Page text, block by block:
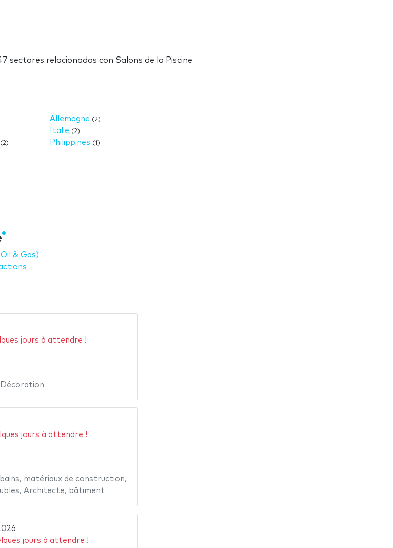
sectores relacionados con Salons de la Piscine
(2)
Allemagne (2)
Italie (2)
Philippines (1)
& Gas)
jours à attendre !
Décoration
jours à attendre !
, matériaux de construction,
, Architecte, bâtiment
jours à attendre !